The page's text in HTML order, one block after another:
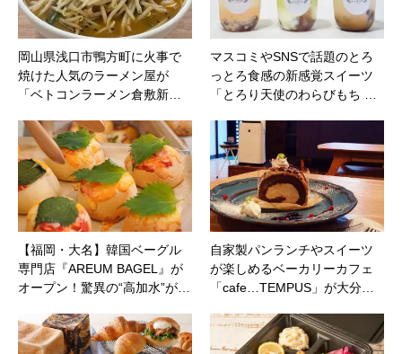
岡山県浅口市鴨方町に火事で
焼けた人気のラーメン屋が
「ベトコンラーメン倉敷新…
マスコミやSNSで話題のとろ
っとろ食感の新感覚スイーツ
「とろり天使のわらびもち …
【福岡・大名】韓国ベーグル
専門店『AREUM BAGEL』が
オープン！驚異の“高加水”が…
自家製パンランチやスイーツ
が楽しめるベーカリーカフェ
「cafe…TEMPUS」が大分…